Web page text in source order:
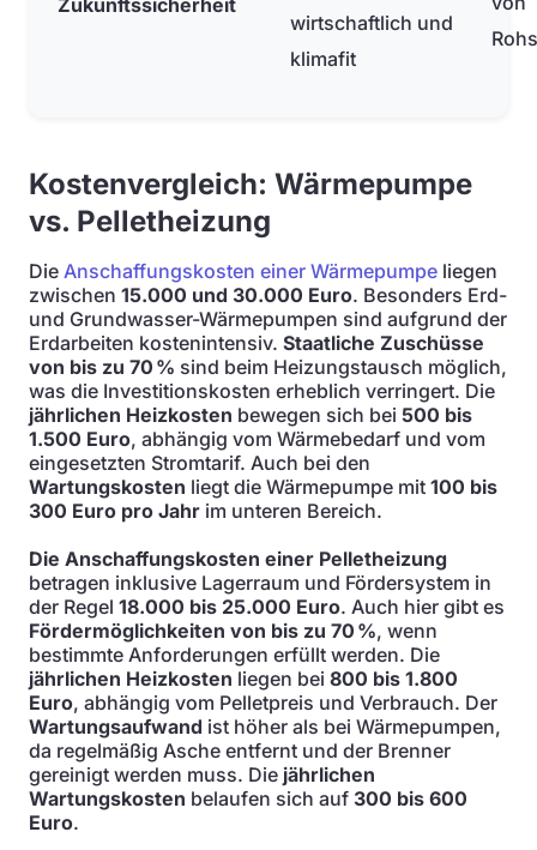
Zukunftssicherheit
wirtschaftlich und
klimafit
Kostenvergleich: Wärmepumpe
vs. Pelletheizung
Die Anschaffungskosten einer Wärmepumpe liegen
zwischen 15.000 und 30.000 Euro. Besonders Erd-
und Grundwasser-Wärmepumpen sind aufgrund der
Erdarbeiten kostenintensiv. Staatliche Zuschüsse
von bis zu 70 % sind beim Heizungstausch möglich,
was die Investitionskosten erheblich verringert. Die
jährlichen Heizkosten bewegen sich bei 500 bis
1.500 Euro, abhängig vom Wärmebedarf und vom
eingesetzten Stromtarif. Auch bei den
Wartungskosten liegt die Wärmepumpe mit 100 bis
300 Euro pro Jahr im unteren Bereich.
Die Anschaffungskosten einer Pelletheizung
betragen inklusive Lagerraum und Fördersystem in
der Regel 18.000 bis 25.000 Euro. Auch hier gibt es
Fördermöglichkeiten von bis zu 70 %, wenn
bestimmte Anforderungen erfüllt werden. Die
jährlichen Heizkosten liegen bei 800 bis 1.800
Euro, abhängig vom Pelletpreis und Verbrauch. Der
Wartungsaufwand ist höher als bei Wärmepumpen,
da regelmäßig Asche entfernt und der Brenner
gereinigt werden muss. Die jährlichen
Wartungskosten belaufen sich auf 300 bis 600
Euro.